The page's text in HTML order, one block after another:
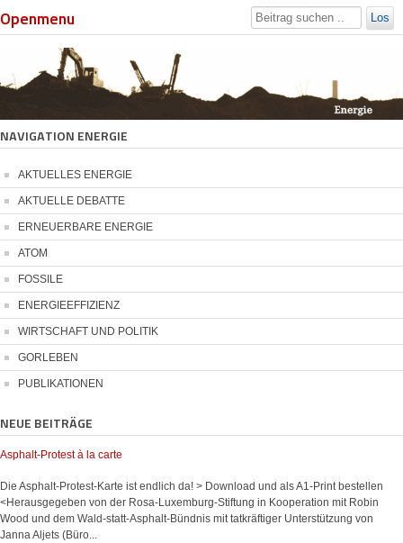
Openmenu Los
NAVIGATION ENERGIE
AKTUELLES ENERGIE
AKTUELLE DEBATTE
ERNEUERBARE ENERGIE
ATOM
FOSSILE
ENERGIEEFFIZIENZ
WIRTSCHAFT UND POLITIK
GORLEBEN
PUBLIKATIONEN
NEUE BEITRÄGE
Asphalt-Protest à la carte
Die Asphalt-Protest-Karte ist endlich da! > Download und als A1-Print bestellen
<Herausgegeben von der Rosa-Luxemburg-Stiftung in Kooperation mit Robin
Wood und dem Wald-statt-Asphalt-Bündnis mit tatkräftiger Unterstützung von
Janna Aljets (Büro...